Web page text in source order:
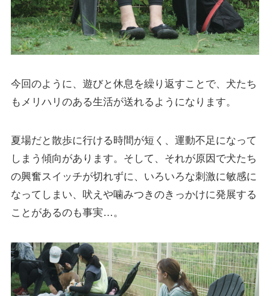
今回のように、遊びと休息を繰り返すことで、犬たち
もメリハリのある生活が送れるようになります。
夏場だと散歩に行ける時間が短く、運動不足になって
しまう傾向があります。そして、それが原因で犬たち
の興奮スイッチが切れずに、いろいろな刺激に敏感に
なってしまい、吠えや噛みつきのきっかけに発展する
ことがあるのも事実…。